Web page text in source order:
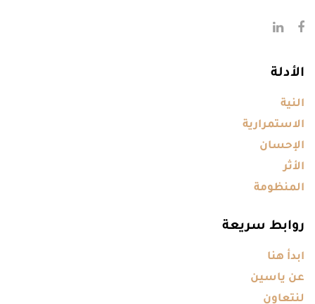
الأدلة
النية
الاستمرارية
الإحسان
الأثر
المنظومة
روابط سريعة
ابدأ هنا
عن ياسين
لنتعاون